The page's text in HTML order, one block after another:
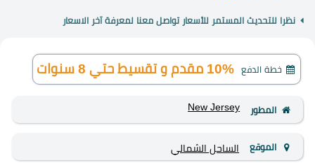
نظرا للتحديث المستمر للأسعار تواصل معنا لمعرفة آخر الاسعار
خطة الدفع 10% مقدم و تقسيط حتي 8 سنوات
المطور New Jersey
الموقع الساحل الشمالي